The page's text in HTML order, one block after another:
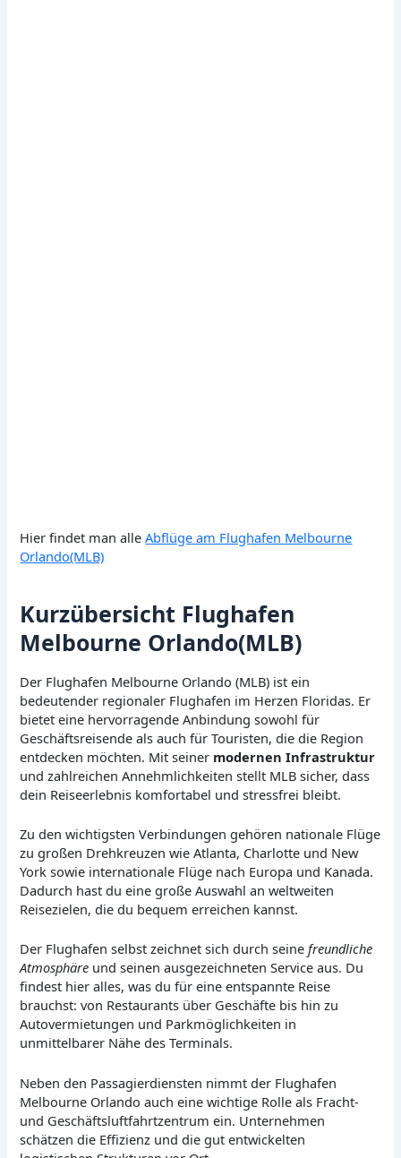
Hier findet man alleAbflüge am Flughafen Melbourne
Orlando(MLB)
Kurzübersicht Flughafen
Melbourne Orlando(MLB)
Der Flughafen Melbourne Orlando (MLB) ist ein
bedeutender regionaler Flughafen im Herzen Floridas. Er
bietet eine hervorragende Anbindung sowohl für
Geschäftsreisende als auch für Touristen, die die Region
entdecken möchten. Mit seiner modernen Infrastruktur
und zahlreichen Annehmlichkeiten stellt MLB sicher, dass
dein Reiseerlebnis komfortabel und stressfrei bleibt.
Zu den wichtigsten Verbindungen gehören nationale Flüge
zu großen Drehkreuzen wie Atlanta, Charlotte und New
York sowie internationale Flüge nach Europa und Kanada.
Dadurch hast du eine große Auswahl an weltweiten
Reisezielen, die du bequem erreichen kannst.
Der Flughafen selbst zeichnet sich durch seinefreundliche
Atmosphäre und seinen ausgezeichneten Service aus. Du
findest hier alles, was du für eine entspannte Reise
brauchst: von Restaurants über Geschäfte bis hin zu
Autovermietungen und Parkmöglichkeiten in
unmittelbarer Nähe des Terminals.
Neben den Passagierdiensten nimmt der Flughafen
Melbourne Orlando auch eine wichtige Rolle als Fracht-
und Geschäftsluftfahrtzentrum ein. Unternehmen
schätzen die Effizienz und die gut entwickelten